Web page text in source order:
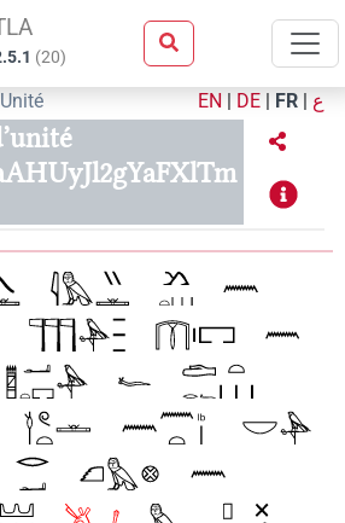
(20)
Unité EN | DE | FR | ع